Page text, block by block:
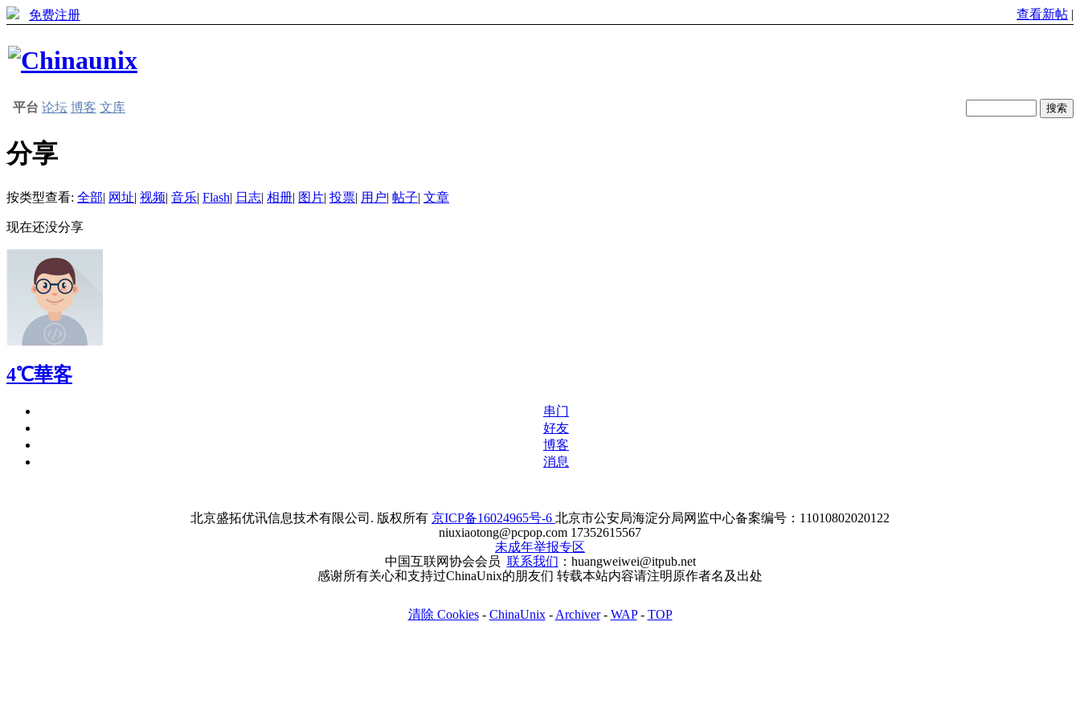
免费注册 查看新帖 |
平台 论坛 博客 文库
分享
按类型查看: 全部| 网址| 视频| 音乐| Flash| 日志| 相册| 图片| 投票| 用户| 帖子| 文章
现在还没分享
4℃華客
串门
好友
博客
消息
北京盛拓优讯信息技术有限公司. 版权所有 京ICP备16024965号-6 北京市公安局海淀分局网监中心备案编号：11010802020122
niuxiaotong@pcpop.com 17352615567
未成年举报专区
中国互联网协会会员 联系我们 ：huangweiwei@itpub.net
感谢所有关心和支持过ChinaUnix的朋友们 转载本站内容请注明原作者名及出处
清除 Cookies- ChinaUnix- Archiver- WAP- TOP